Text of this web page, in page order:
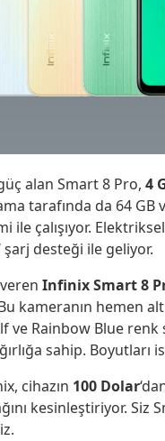
alan Smart 8 Pro, 4
tarafında da 64 GB
ile çalışıyor.
desteği ile geliyor.
Infinix Smart 8
kameranın hemen
ve Rainbow Blue
sahip. Boyutları
cihazın 100 Dolar
kesinleştiriyor. Siz